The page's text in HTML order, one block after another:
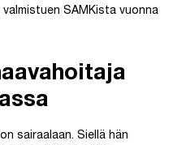
SAMKista vuonna
sairaalaan. Siellä hän